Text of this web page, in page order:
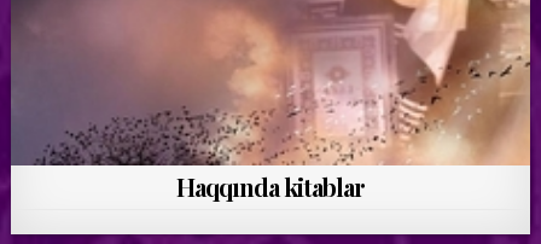
Haqqında kitablar